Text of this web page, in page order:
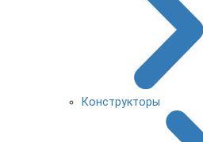
Конструкторы